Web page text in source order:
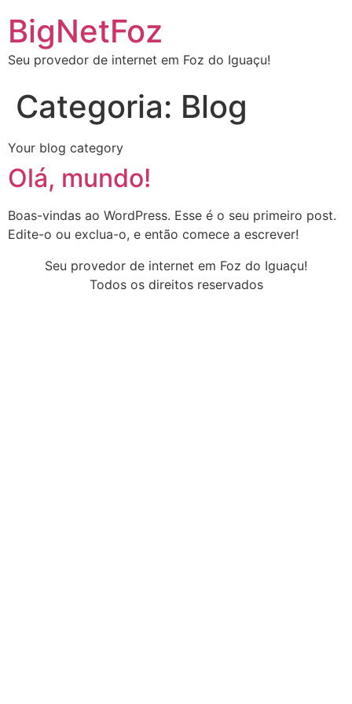
BigNetFoz
Seu provedor de internet em Foz do Iguaçu!
Categoria: Blog
Your blog category
Olá, mundo!
Boas-vindas ao WordPress. Esse é o seu primeiro post.
Edite-o ou exclua-o, e então comece a escrever!
Seu provedor de internet em Foz do Iguaçu!
Todos os direitos reservados